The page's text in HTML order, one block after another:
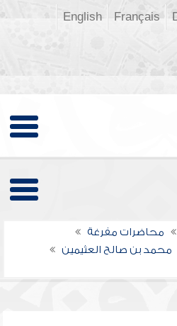
Français
English
محاضرات مفرغة
محمد بن صالح العثيمين